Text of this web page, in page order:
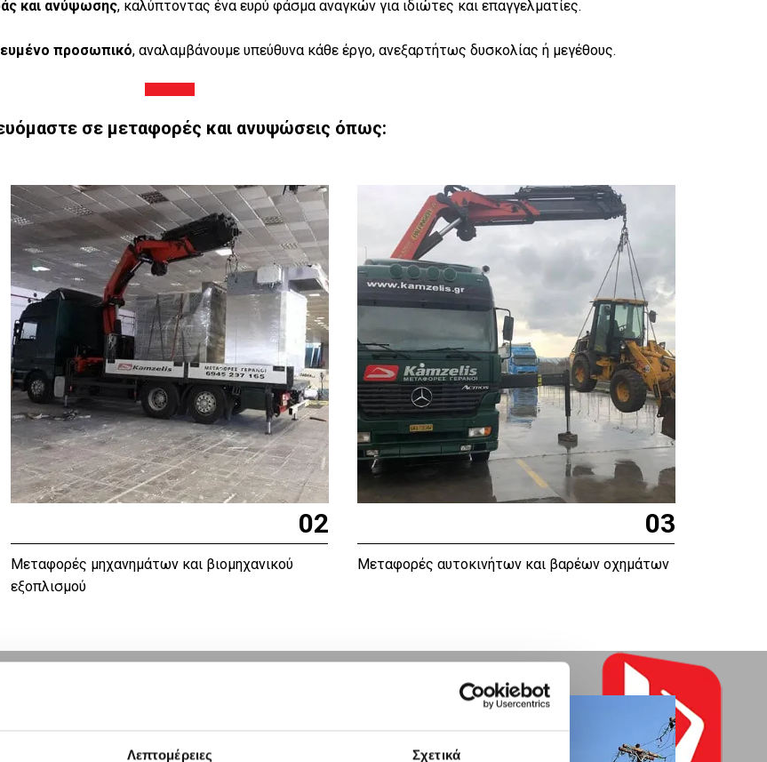
Λεπτομέρειες Σχετικά
και ανύψωσης, καλύπτοντας ένα ευρύ φάσμα αναγκών για ιδιώτες και επαγγελματίες.
προσωπικό, αναλαμβάνουμε υπεύθυνα κάθε έργο, ανεξαρτήτως δυσκολίας ή μεγέθους.
σε μεταφορές και ανυψώσεις όπως:
02
Μεταφορές μηχανημάτων και βιομηχανικού
εξοπλισμού
03
Μεταφορές αυτοκινήτων και βαρέων οχημάτων